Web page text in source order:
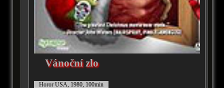
Vánoční zlo
Horor USA, 1980, 100min